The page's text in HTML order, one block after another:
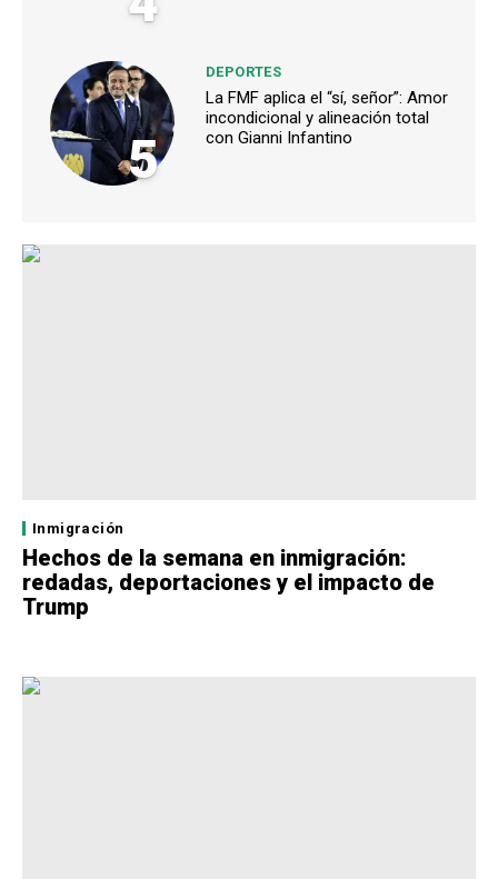
5
DEPORTES
La FMF aplica el “sí, señor”: Amor
incondicional y alineación total
con Gianni Infantino
Inmigración
Hechos de la semana en inmigración:
redadas, deportaciones y el impacto de
Trump